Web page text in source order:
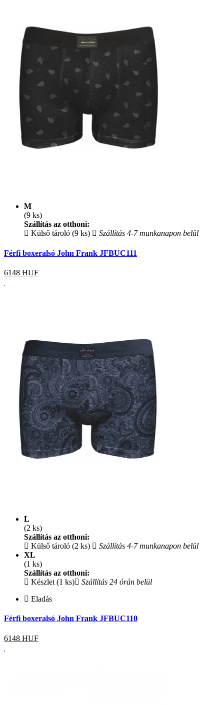
M
(9 ks)
Szállítás az otthoni:
Külső tároló (9 ks)
Szállítás 4-7 munkanapon belül
Férfi boxeralsó John Frank JFBUC111
6148 HUF
L
(2 ks)
Szállítás az otthoni:
Külső tároló (2 ks)
Szállítás 4-7 munkanapon belül
XL
(1 ks)
Szállítás az otthoni:
Készlet (1 ks)
Szállítás 24 órán belül
Eladás
Férfi boxeralsó John Frank JFBUC110
6148 HUF